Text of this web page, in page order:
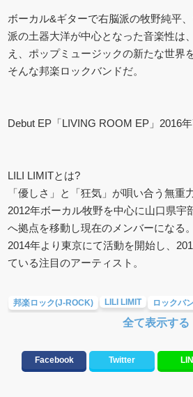
ボーカル&ギターで右脳派の牧野純平
派の土器大洋が中心となった音楽性は
え、ポップミュージックの新たな世界
そんな邦楽ロックバンドだ。
Debut EP「LIVING ROOM EP」2016
LILI LIMITとは?
「優しさ」と「狂気」が唄い合う無重
2012年ボーカル牧野を中心に山口県宇
へ拠点を移動し現在のメンバーになる。
2014年より東京にて活動を開始し、
ている注目のアーティスト。
邦楽ロック(J-ROCK) LILI LIMIT ロックバ
全て表示する
Facebook Twitter